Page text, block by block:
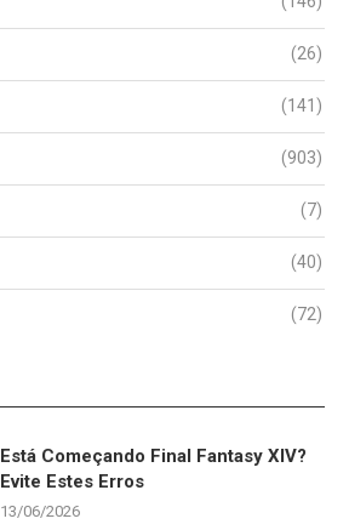
(26)
(141)
(903)
(7)
(40)
(72)
Está Começando Final Fantasy XIV?
Evite Estes Erros
13/06/2026